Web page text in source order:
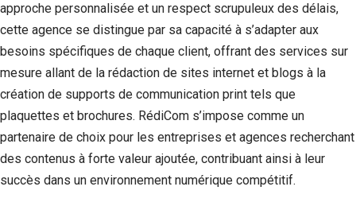
approche personnalisée et un respect scrupuleux des délais,
cette agence se distingue par sa capacité à s’adapter aux
besoins spécifiques de chaque client, offrant des services sur
mesure allant de la rédaction de sites internet et blogs à la
création de supports de communication print tels que
plaquettes et brochures. RédiCom s’impose comme un
partenaire de choix pour les entreprises et agences recherchant
des contenus à forte valeur ajoutée, contribuant ainsi à leur
succès dans un environnement numérique compétitif.